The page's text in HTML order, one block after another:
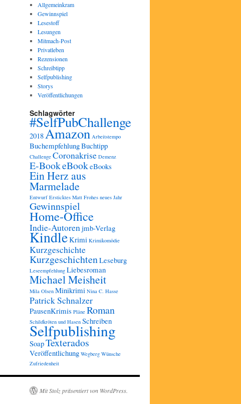
Allgemeinkram
Gewinnspiel
Lesestoff
Lesungen
Mitmach-Post
Privatleben
Rezensionen
Schreibtipp
Selfpublishing
Storys
Veröffentlichungen
Schlagwörter
#SelfPubChallenge
2018Amazon Arbeitstempo
BuchempfehlungBuchtipp
Challenge Coronakrise Demenz
E-BookeBookeBooks
Ein Herz aus
Marmelade
Entwurf Ersticktes Matt Frohes neues Jahr
Gewinnspiel
Home-Office
Indie-Autorenjmb-Verlag
KindleKrimi Krimikomödie
Kurzgeschichte
KurzgeschichtenLeseburg
Leseempfehlung Liebesroman
Michael Meisheit
Mila Olsen Minikrimi Nina C. Hasse
Patrick Schnalzer
PausenKrimis Pläne Roman
Schildkröten und Hasen Schreiben
Selfpublishing
SoapTexterados
Veröffentlichung Wegberg Wünsche
Zufriedenheit
Mit Stolz präsentiert von WordPress.